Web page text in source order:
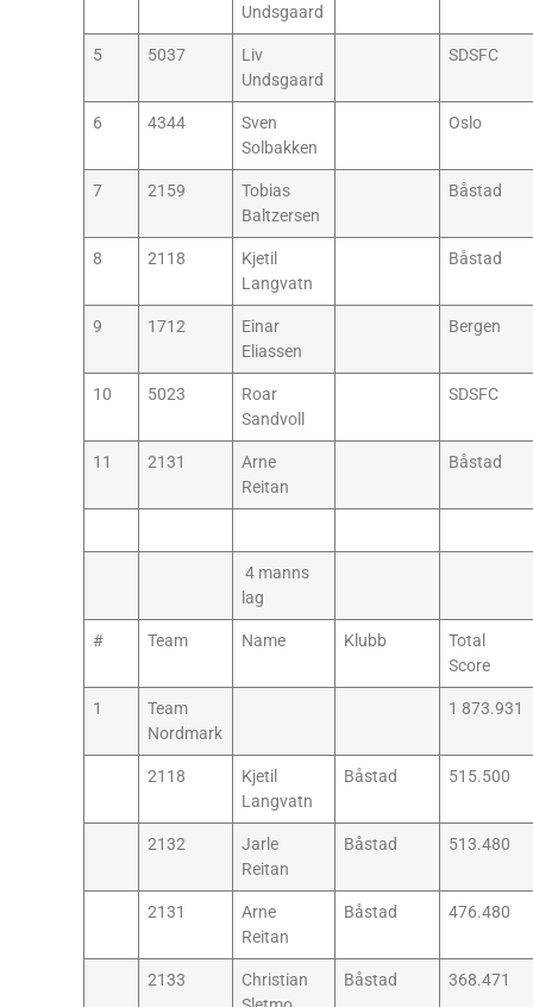
Undsgaard
5 5037
Liv
Undsgaard
SDSFC
6 4344
Sven
Solbakken
Oslo
7 2159
Tobias
Baltzersen
Båstad
8 2118
Kjetil
Langvatn
Båstad
9 1712
Einar
Eliassen
Bergen
10 5023
Roar
Sandvoll
SDSFC
11 2131
Arne
Reitan
Båstad
4 manns
lag
# Team Name Klubb
Total
Score
1
Team
Nordmark
1 873.931
2118
Kjetil
Langvatn
Båstad 515.500
2132
Jarle
Reitan
Båstad 513.480
2131
Arne
Reitan
Båstad 476.480
2133
Christian
Båstad 368.471